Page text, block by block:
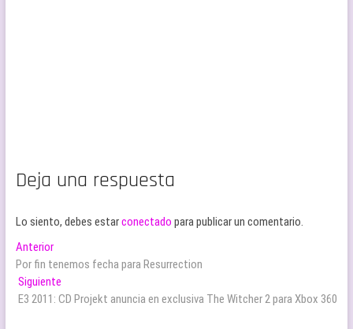
Deja una respuesta
Lo siento, debes estarconectado para publicar un comentario.
Navegación
de
entradas
AnteriorEntrada
anterior:
Por fin tenemos fecha para Resurrection
Siguiente
siguiente:
E3 2011: CD Projekt anuncia en exclusiva The Witcher 2 para Xbox 360